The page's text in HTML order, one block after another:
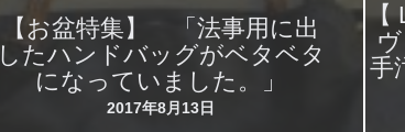
【お盆特集】 「法事用に出
したハンドバッグがベタベタ
になっていました。」
2017年8月13日
【
手